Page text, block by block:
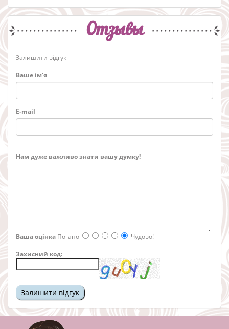
Отзывы
Залишити відгук
Ваше ім'я
E-mail
Нам дуже важливо знати вашу думку!
Ваша оцінка Погано
Чудово!
Захисний код: